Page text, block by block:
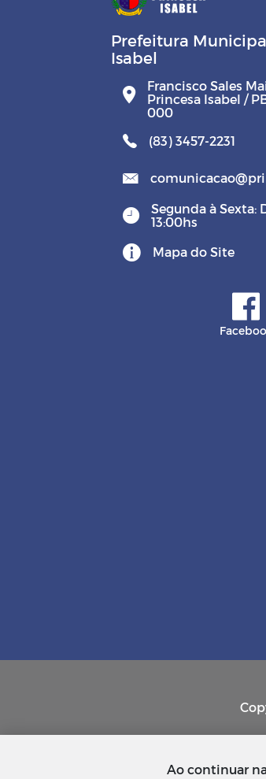
Prefeitura
Isabel
Francisco Sales
Princesa Isabel /
000
(83) 3457-2231
Segunda à Sexta:
13:00hs
Mapa do Site
Ao continuar